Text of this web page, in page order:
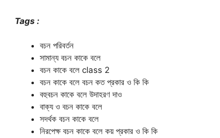
Tags :
বচন পরিবর্তন
সামান্য বচন কাকে বলে
বচন কাকে বলে class 2
বচন কাকে বলে বচন কত প্রকার ও কি কি
বহুবচন কাকে বলে উদাহরণ দাও
বাক্য ও বচন কাকে বলে
সদর্থক বচন কাকে বলে
নিরপেক্ষ বচন কাকে বলে কয় প্রকার ও কি কি